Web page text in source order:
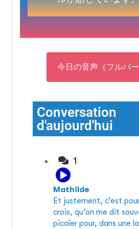
今日の音声（フルバー
Conversation
d'aujourd'hui
1
Mathilde
Et justement, c’est
crois, qu’on me dit
picoler pour, dans une